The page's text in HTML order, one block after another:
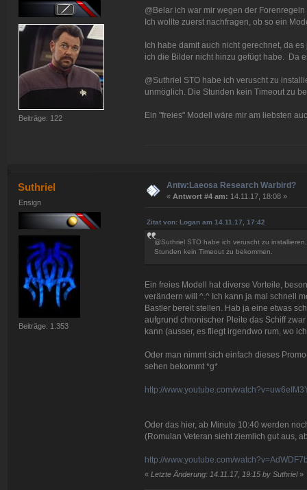
Beiträge: 122
@Belar ich war mir wegen der
Ich wollte zuerst nachfragen, ob so ein
Ich habe damit auch nicht gerechnet, da
ich die Bilder nicht hinzu gefügt habe. Da
@Suthriel STO habe ich veruscht zu
unmöglich. Die Stunden kein Timeout zu
Ein "freies" Modell wäre mir am liebsten
Suthriel
Ensign
Beiträge: 1.353
Antw:Laeosa Research Warbird?
« Antwort #4 am: 14.11.17, 18:08 »
Zitat von: Logan am 14.11.17, 17:42
@Suthriel STO habe ich veruscht zu
Stunden kein Timeout zu bekommen.
Ein freies Modell hat diverse Vorteile,
verändern will ^.^ Ich kann ja mal schnell
Bastler bereit stellen. Hab ja eine etwas
aufgrund chronischer Pleite das Schiff
kann (ausser, es fliegt irgendwo rum, wo
Oder man nimmt sich einfach dieses
sehen bekommt *g*
http://www.youtube.com/
Oder das hier, ab Minute 10:40 werden
(Romulan Veteran sieht ziemlich gut aus,
http://www.youtube.com/
« Letzte Änderung: 14.11.17, 19:15 by Suthriel»